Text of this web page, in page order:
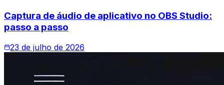
Captura de áudio de aplicativo no OBS Studio:
passo a passo
23 de julho de 2026